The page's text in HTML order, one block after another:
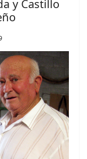
y Castillo